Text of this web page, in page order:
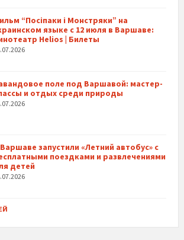
“Посіпаки і Монстряки” на
языке с 12 июля в Варшаве:
Helios | Билеты
поле под Варшавой: мастер-
и отдых среди природы
запустили «Летний автобус» с
поездками и развлечениями
детей